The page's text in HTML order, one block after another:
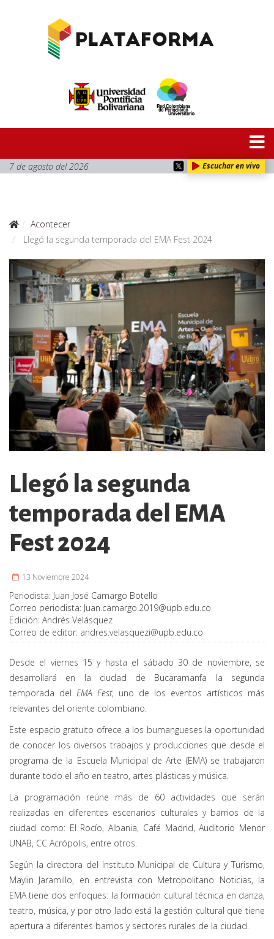
7 de agosto del 2026 Escuchar en vivo
Acontecer
Llegó la segunda temporada del EMA Fest 2024
Llegó la segunda
temporada del EMA
Fest 2024
13 Noviembre 2024
Periodista: Juan José Camargo Botello
Correo periodista: Juan.camargo.2019@upb.edu.co
Edición: Andrés Velásquez
Correo de editor: andres.velasquezi@upb.edu.co
Desde el viernes 15 y hasta el sábado 30 de noviembre, se
desarrollará en la ciudad de Bucaramanfa la segunda
temporada del EMA Fest, uno de los eventos artísticos más
relevantes del oriente colombiano.
Este espacio gratuito ofrece a los bumangueses la oportunidad
de conocer los diversos trabajos y producciones que desde el
programa de la Escuela Municipal de Arte (EMA) se trabajaron
durante todo el año en teatro, artes plásticas y música.
La programación reúne más de 60 actividades que serán
realizadas en diferentes escenarios culturales y barrios de la
ciudad como: El Rocío, Albania, Café Madrid, Auditorio Menor
UNAB, CC Acrópolis, entre otros.
Según la directora del Instituto Municipal de Cultura y Turismo,
Maylin Jaramillo, en entrevista con Metropolitano Noticias, la
EMA tiene dos enfoques: la formación cultural técnica en danza,
teatro, música, y por otro lado está la gestión cultural que tiene
apertura a diferentes barrios y sectores rurales de la ciudad.